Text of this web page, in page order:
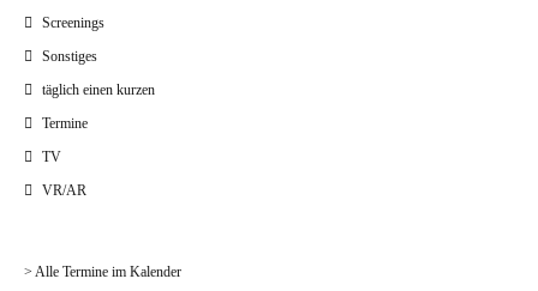
Screenings
Sonstiges
täglich einen kurzen
Termine
TV
VR/AR
> Alle Termine im Kalender